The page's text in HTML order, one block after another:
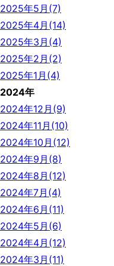
2025年5月(7)
2025年4月(14)
2025年3月(4)
2025年2月(2)
2025年1月(4)
2024年
2024年12月(9)
2024年11月(10)
2024年10月(12)
2024年9月(8)
2024年8月(12)
2024年7月(4)
2024年6月(11)
2024年5月(6)
2024年4月(12)
2024年3月(11)